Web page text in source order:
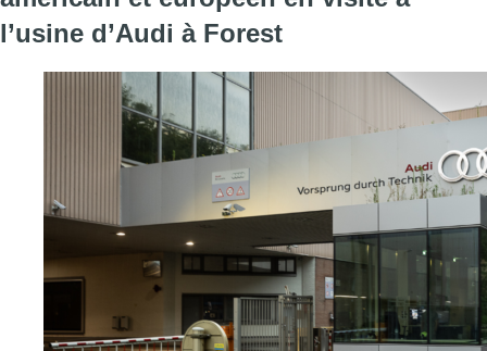
l’usine d’Audi à Forest